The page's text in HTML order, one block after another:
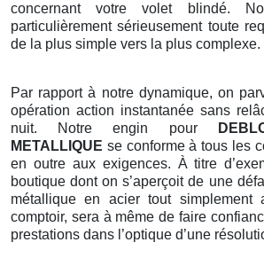
concernant votre volet blindé.
particulièrement sérieusement toute
de la plus simple vers la plus complexe.
Par rapport à notre dynamique, on
opération action instantanée sans
nuit. Notre engin pour
METALLIQUE se conforme à tous les
en outre aux exigences. À titre
boutique dont on s’aperçoit de une
métallique en acier tout simplement
comptoir, sera à même de faire
prestations dans l’optique d’une